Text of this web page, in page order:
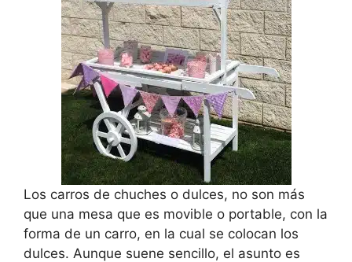
Los carros de chuches o dulces, no son más
que una mesa que es movible o portable, con la
forma de un carro, en la cual se colocan los
dulces. Aunque suene sencillo, el asunto es